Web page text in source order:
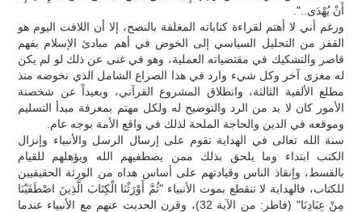
أَنْ يُهْدَى..".
ورغم أني لا أهتم لقراءة كتاباته المغلفة بالنصح، إلا أن اللافت اليوم هو
القفز من التحليل السياسي إلى الخوض في أهم مبادئ الإسلام بفهم
قاصر والتشكيك في مقتضياته العملية، وهو في غنى عن ذلك لو لم يكن
له مغزى آخر وكل شيء وارد في هذا الصراع الشامل الذي نخوضه منذ
مطلع الألفية الثالثة، وانطلاق المشروع القرآني، وبعيداً عن شخصنة
الأمور كان لا بد من الرد والتوضيح له ولكل مهتم بمعرفة مبدأ التسليم
وموقعه في الدين والحاجة الملحة لذلك في واقع الأمة بوجه عام.
سنة الله تعالى في الهداية تقوم على إرسال الرسل والأنبياء وإنزال
الكتب ابتداء وما يلحق بذلك ممن يصطفيهم الله ويؤهلهم للقيام
بالقسط، وإنقاذ الناس وقيادتهم على أساس هداه من الورثة الحقيقيين
للكتاب، فالهداية لا تنقطع بموت الأنبياء "ثُمَّ أَوْرَثْنَا الْكِتَابَ الَّذِينَ اصْطَفَيْنَا
مِنْ عِبَادِنَا" (فاطر: من الآية 32)، وقرن الحديث عنهم مع الأنبياء عندما